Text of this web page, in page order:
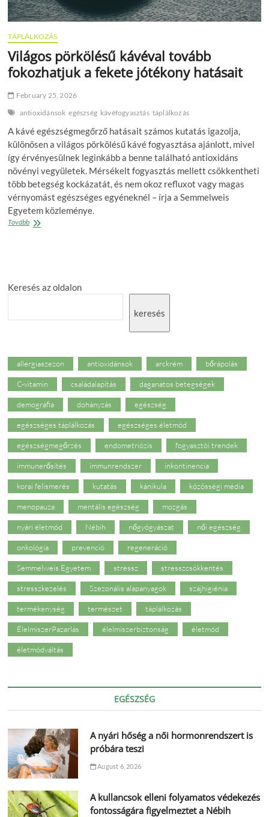
TÁPLÁLKOZÁS
Világos pörkölésű kávéval tovább
fokozhatjuk a fekete jótékony hatásait
February 25, 2026
antioxidánsok egészség kávéfogyasztás táplálkozás
A kávé egészségmegőrző hatásait számos kutatás igazolja,
különösen a világos pörkölésű kávé fogyasztása ajánlott, mivel
így érvényesülnek leginkább a benne található antioxidáns
növényi vegyületek. Mérsékelt fogyasztás mellett csökkentheti
több betegség kockázatát, és nem okoz refluxot vagy magas
vérnyomást egészséges egyéneknél – írja a Semmelweis
Egyetem közleménye.
TovábbVilágos
fekete
jótékony
Keresés az oldalon
keresés
allergiaszezon antioxidánsok arckrém bőrápolás
C-vitamin családalapítás daganatos betegségek
demográfia dohányzás egészség
egészséges táplálkozás egészséges életmód
egészségmegőrzés endometriózis fogyasztói trendek
immunerősítés immunrendszer inkontinencia
korai felismerés kutatás kánikula közösségi média
menopauza mentális egészség mozgás
nyári életmód Nébih nőgyógyászat női egészség
onkológia prevenció regeneráció
Semmelweis Egyetem stressz stresszcsökkentés
stresszkezelés Szezonális alapanyagok szájhigiénia
termékenység természet táplálkozás
ÉlelmiszerPazarlás élelmiszerbiztonság életmód
életmódváltás
EGÉSZSÉG
A nyári hőség a női hormonrendszert is
próbára teszi
August 6, 2026
A kullancsok elleni folyamatos védekezés
fontosságára figyelmeztet a Nébih